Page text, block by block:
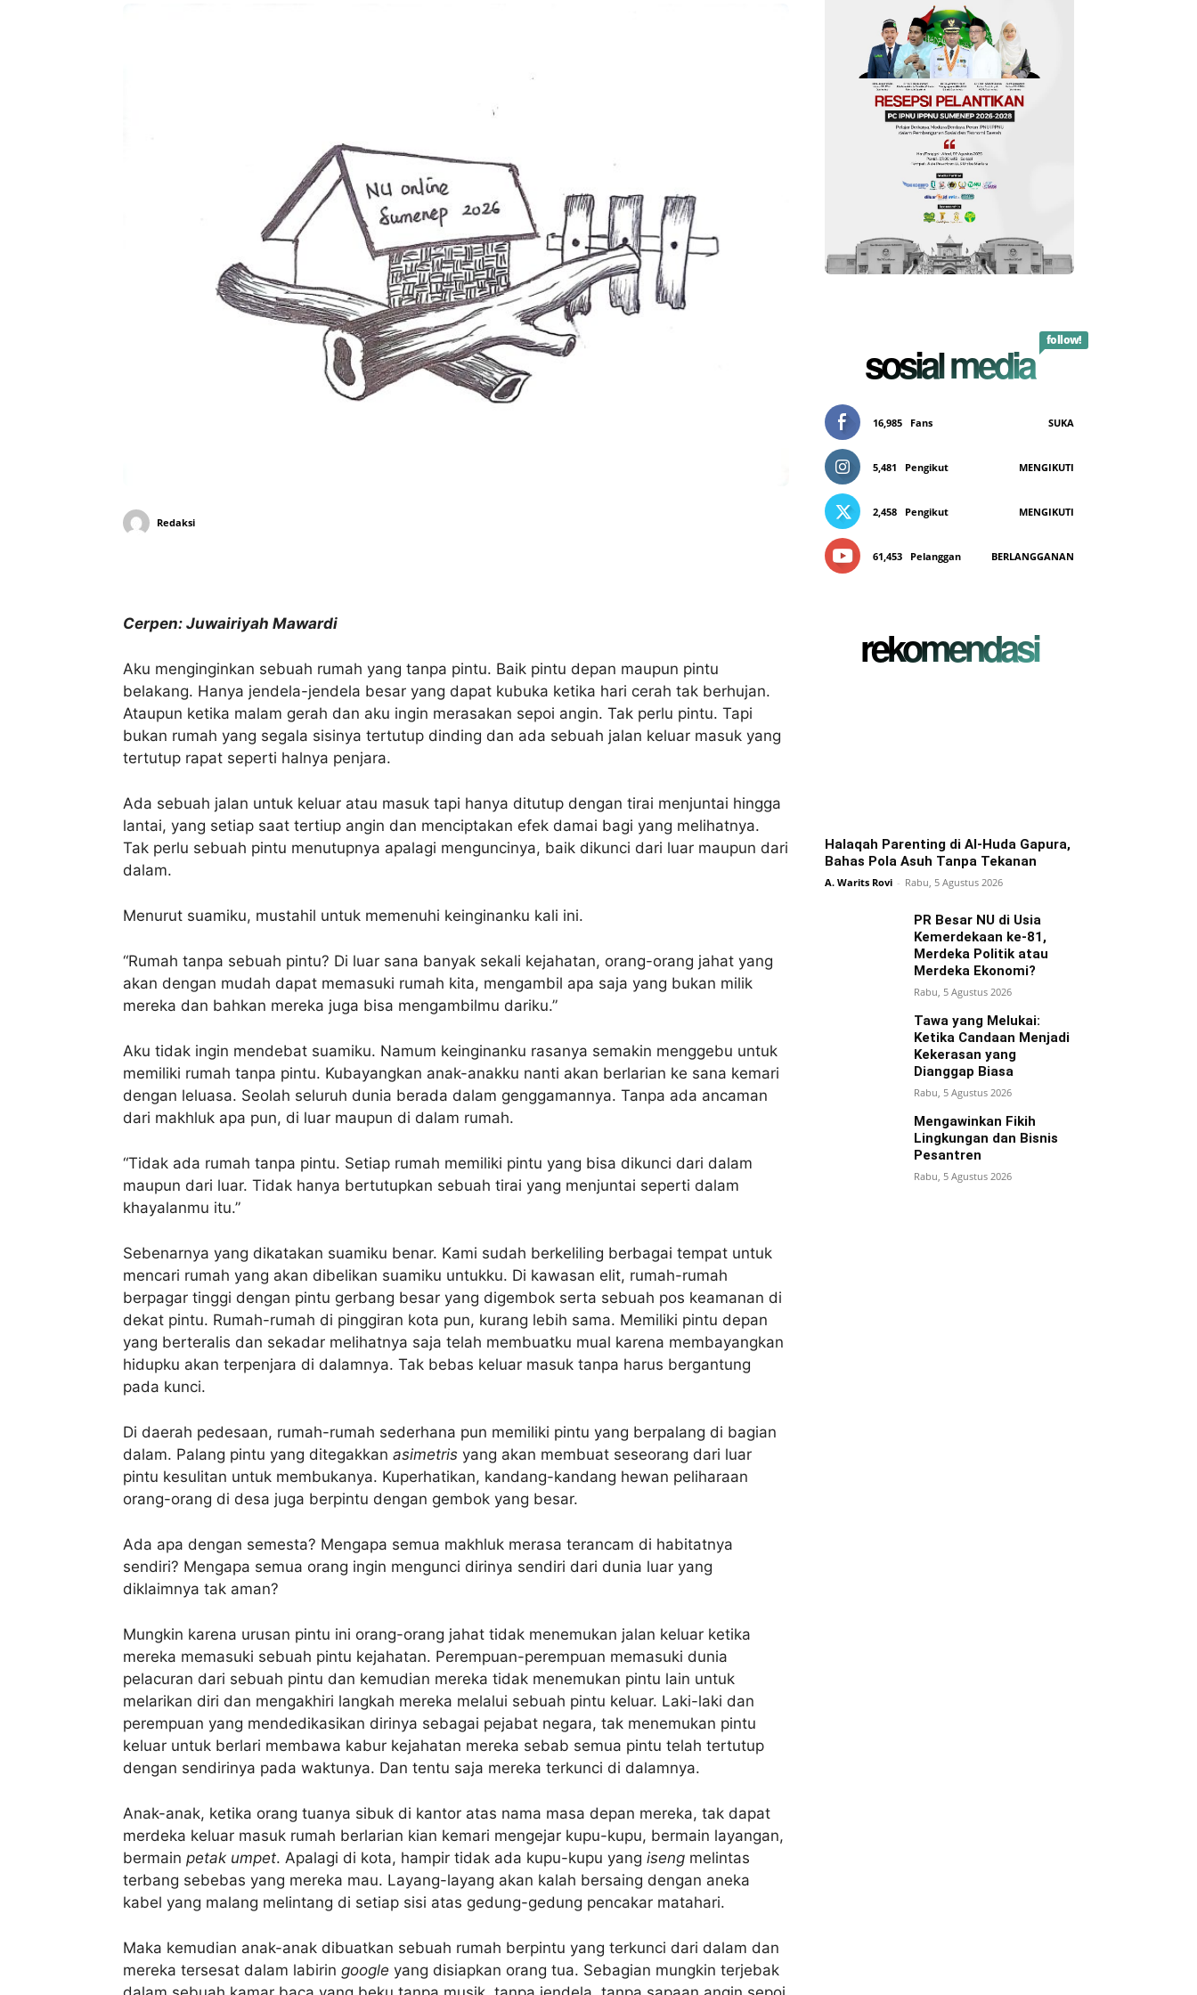
Redaksi
Cerpen: Juwairiyah Mawardi
Aku menginginkan sebuah rumah yang tanpa pintu. Baik pintu depan maupun pintu
belakang. Hanya jendela-jendela besar yang dapat kubuka ketika hari cerah tak berhujan.
Ataupun ketika malam gerah dan aku ingin merasakan sepoi angin. Tak perlu pintu. Tapi
bukan rumah yang segala sisinya tertutup dinding dan ada sebuah jalan keluar masuk yang
tertutup rapat seperti halnya penjara.
Ada sebuah jalan untuk keluar atau masuk tapi hanya ditutup dengan tirai menjuntai hingga
lantai, yang setiap saat tertiup angin dan menciptakan efek damai bagi yang melihatnya.
Tak perlu sebuah pintu menutupnya apalagi menguncinya, baik dikunci dari luar maupun dari
dalam.
Menurut suamiku, mustahil untuk memenuhi keinginanku kali ini.
“Rumah tanpa sebuah pintu? Di luar sana banyak sekali kejahatan, orang-orang jahat yang
akan dengan mudah dapat memasuki rumah kita, mengambil apa saja yang bukan milik
mereka dan bahkan mereka juga bisa mengambilmu dariku.”
Aku tidak ingin mendebat suamiku. Namum keinginanku rasanya semakin menggebu untuk
memiliki rumah tanpa pintu. Kubayangkan anak-anakku nanti akan berlarian ke sana kemari
dengan leluasa. Seolah seluruh dunia berada dalam genggamannya. Tanpa ada ancaman
dari makhluk apa pun, di luar maupun di dalam rumah.
“Tidak ada rumah tanpa pintu. Setiap rumah memiliki pintu yang bisa dikunci dari dalam
maupun dari luar. Tidak hanya bertutupkan sebuah tirai yang menjuntai seperti dalam
khayalanmu itu.”
Sebenarnya yang dikatakan suamiku benar. Kami sudah berkeliling berbagai tempat untuk
mencari rumah yang akan dibelikan suamiku untukku. Di kawasan elit, rumah-rumah
berpagar tinggi dengan pintu gerbang besar yang digembok serta sebuah pos keamanan di
dekat pintu. Rumah-rumah di pinggiran kota pun, kurang lebih sama. Memiliki pintu depan
yang berteralis dan sekadar melihatnya saja telah membuatku mual karena membayangkan
hidupku akan terpenjara di dalamnya. Tak bebas keluar masuk tanpa harus bergantung
pada kunci.
Di daerah pedesaan, rumah-rumah sederhana pun memiliki pintu yang berpalang di bagian
dalam. Palang pintu yang ditegakkan asimetris yang akan membuat seseorang dari luar
pintu kesulitan untuk membukanya. Kuperhatikan, kandang-kandang hewan peliharaan
orang-orang di desa juga berpintu dengan gembok yang besar.
Ada apa dengan semesta? Mengapa semua makhluk merasa terancam di habitatnya
sendiri? Mengapa semua orang ingin mengunci dirinya sendiri dari dunia luar yang
diklaimnya tak aman?
Mungkin karena urusan pintu ini orang-orang jahat tidak menemukan jalan keluar ketika
mereka memasuki sebuah pintu kejahatan. Perempuan-perempuan memasuki dunia
pelacuran dari sebuah pintu dan kemudian mereka tidak menemukan pintu lain untuk
melarikan diri dan mengakhiri langkah mereka melalui sebuah pintu keluar. Laki-laki dan
perempuan yang mendedikasikan dirinya sebagai pejabat negara, tak menemukan pintu
keluar untuk berlari membawa kabur kejahatan mereka sebab semua pintu telah tertutup
dengan sendirinya pada waktunya. Dan tentu saja mereka terkunci di dalamnya.
Anak-anak, ketika orang tuanya sibuk di kantor atas nama masa depan mereka, tak dapat
merdeka keluar masuk rumah berlarian kian kemari mengejar kupu-kupu, bermain layangan,
bermain petak umpet. Apalagi di kota, hampir tidak ada kupu-kupu yang iseng melintas
terbang sebebas yang mereka mau. Layang-layang akan kalah bersaing dengan aneka
kabel yang malang melintang di setiap sisi atas gedung-gedung pencakar matahari.
Maka kemudian anak-anak dibuatkan sebuah rumah berpintu yang terkunci dari dalam dan
mereka tersesat dalam labirin google yang disiapkan orang tua. Sebagian mungkin terjebak
sosial media follow!
16,985 Fans SUKA
5,481 Pengikut MENGIKUTI
2,458 Pengikut MENGIKUTI
61,453 Pelanggan BERLANGGANAN
rekomendasi
Halaqah Parenting di Al-Huda Gapura,
Bahas Pola Asuh Tanpa Tekanan
A. Warits Rovi - Rabu, 5 Agustus 2026
PR Besar NU di Usia
Kemerdekaan ke-81,
Merdeka Politik atau
Merdeka Ekonomi?
Rabu, 5 Agustus 2026
Tawa yang Melukai:
Ketika Candaan Menjadi
Kekerasan yang
Dianggap Biasa
Rabu, 5 Agustus 2026
Mengawinkan Fikih
Lingkungan dan Bisnis
Pesantren
Rabu, 5 Agustus 2026